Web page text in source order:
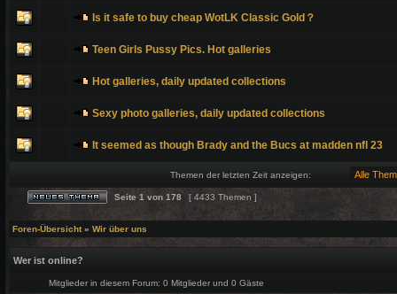
Is it safe to buy cheap WotLK Classic Gold？
Teen Girls Pussy Pics. Hot galleries
Hot galleries, daily updated collections
Sexy photo galleries, daily updated collections
It seemed as though Brady and the Bucs at madden nfl 23
Themen der letzten Zeit anzeigen:
Seite 1 von 178 [ 4433 Themen ]
Foren-Übersicht» Wir über uns
Wer ist online?
Mitglieder in diesem Forum: 0 Mitglieder und 0 Gäste